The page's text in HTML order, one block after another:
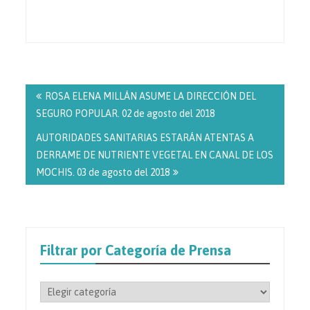
de
entradas
ROSA ELENA MILLÁN ASUME LA DIRECCIÓN DEL
SEGURO POPULAR. 02 de agosto del 2018
AUTORIDADES SANITARIAS ESTARÁN ATENTAS A
DERRAME DE NUTRIENTE VEGETAL EN CANAL DE LOS
MOCHIS. 03 de agosto del 2018
Filtrar por Categoría de Prensa
Filtrar